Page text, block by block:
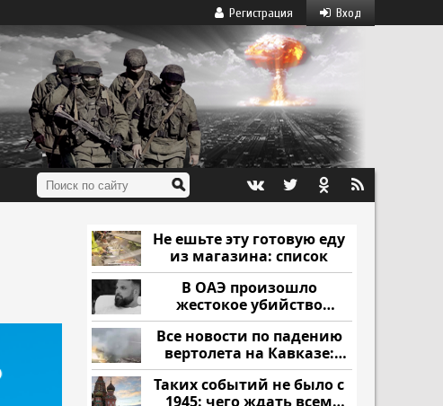
Вход
Регистрация
Не ешьте эту готовую еду
из магазина: список
В ОАЭ произошло
жестокое убийство
криптомиллионера
Все новости по падению
вертолета на Кавказе:
читать здесь
Таких событий не было с
1945: чего ждать всем